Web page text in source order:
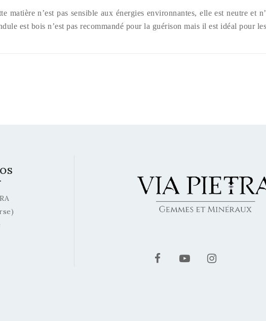
matière n’est pas sensible aux énergies environnantes, elle est neutre et
est bois n’est pas recommandé pour la guérison mais il est idéal pour